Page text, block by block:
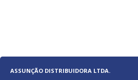
ASSUNÇÃO DISTRIBUIDORA LTDA.